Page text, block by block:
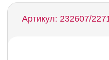
Артикул: 232607/